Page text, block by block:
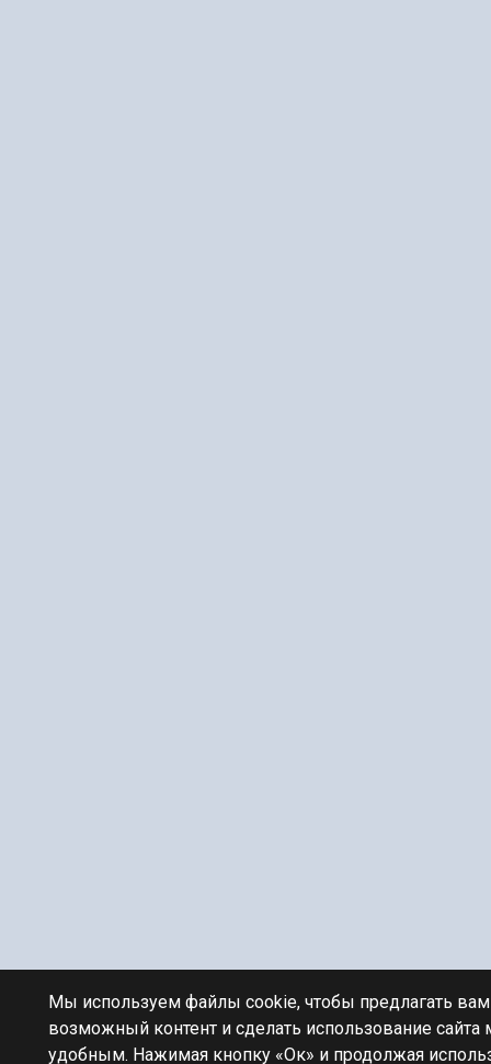
Мы используем файлы cookie, чтобы предлагать
возможный контент и сделать использование сайта
удобным. Нажимая кнопку «Ок» и продолжая